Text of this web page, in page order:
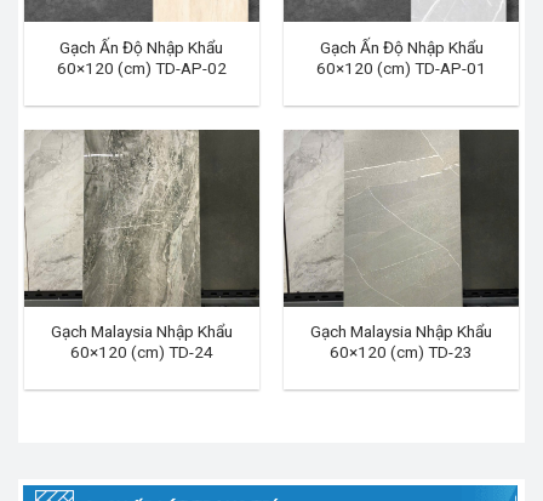
Gạch Ấn Độ Nhập Khẩu
60×120 (cm) TD-AP-02
Gạch Ấn Độ Nhập Khẩu
60×120 (cm) TD-AP-01
Gạch Malaysia Nhập Khẩu
60×120 (cm) TD-24
Gạch Malaysia Nhập Khẩu
60×120 (cm) TD-23